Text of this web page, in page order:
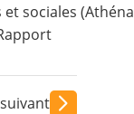
sociales